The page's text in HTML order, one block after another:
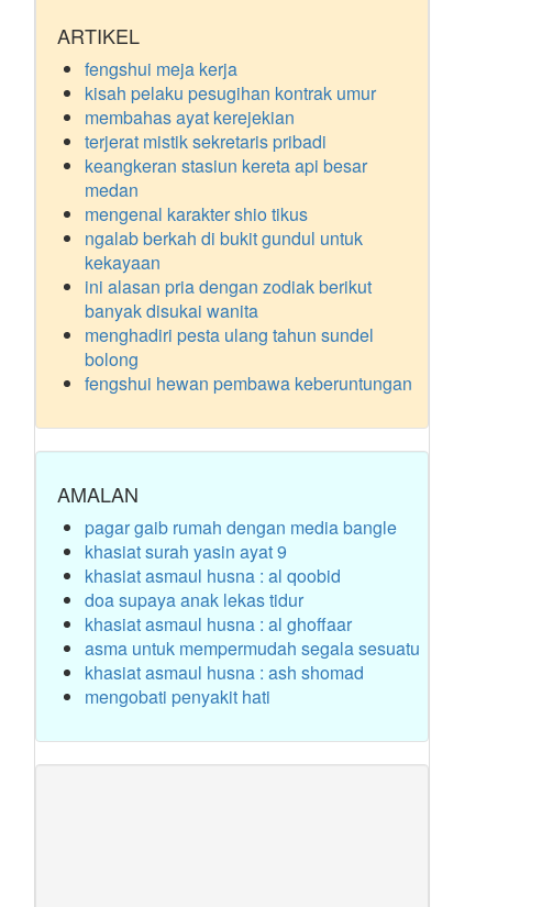
ARTIKEL
fengshui meja kerja
kisah pelaku pesugihan kontrak umur
membahas ayat kerejekian
terjerat mistik sekretaris pribadi
keangkeran stasiun kereta api besar
medan
mengenal karakter shio tikus
ngalab berkah di bukit gundul untuk
kekayaan
ini alasan pria dengan zodiak berikut
banyak disukai wanita
menghadiri pesta ulang tahun sundel
bolong
fengshui hewan pembawa keberuntungan
AMALAN
pagar gaib rumah dengan media bangle
khasiat surah yasin ayat 9
khasiat asmaul husna : al qoobid
doa supaya anak lekas tidur
khasiat asmaul husna : al ghoffaar
asma untuk mempermudah segala sesuatu
khasiat asmaul husna : ash shomad
mengobati penyakit hati